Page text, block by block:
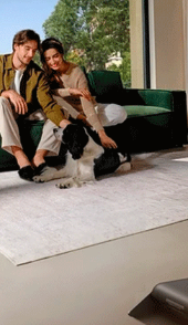
Зарегистрируйтесь